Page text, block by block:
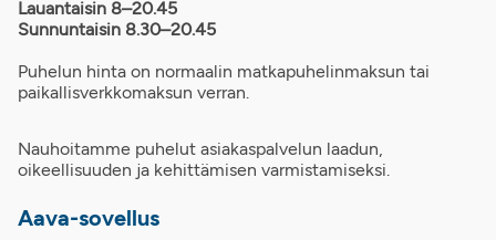
Lauantaisin 8–20.45
Sunnuntaisin 8.30–20.45
Puhelun hinta on normaalin matkapuhelinmaksun tai
paikallisverkkomaksun verran.
Nauhoitamme puhelut asiakaspalvelun laadun,
oikeellisuuden ja kehittämisen varmistamiseksi.
Aava-sovellus